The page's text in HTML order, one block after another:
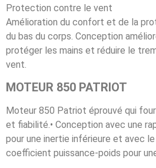
Protection contre le vent
Amélioration du confort et de la
du bas du corps. Conception
protéger les mains et réduire le
vent.
MOTEUR 850 PATRIOT
Moteur 850 Patriot éprouvé qui
et fiabilité.• Conception avec une
pour une inertie inférieure et avec
coefficient puissance-poids pour